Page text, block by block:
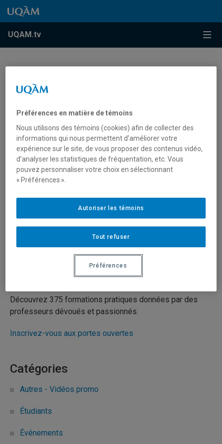
Accéder au contenu
Accéder au menu principal
Accéder à la recherche
Accéder au contenu
Accéder au menu principal
UQAM.tv
Vous devez autoriser les témoins publicitaires pour
Préférences des témoins
Portes ouvertes: samedi 25
octobre 2025
9 septembre 2025 Durée: 0:30
Participez aux Portes ouvertes de l’UQAM!
Découvrez 375 formations pratiques données par des
professeurs dévoués et passionnés.
Inscrivez-vous aux portes ouvertes
Catégories
Autres - Vidéos promo
Étudiants
Événements
Préférences en matière de témoins
Nous utilisons des témoins (cookies) afin de collecter des
informations qui nous permettent d’améliorer votre
expérience sur le site, de vous proposer des contenus vidéo,
d’analyser les statistiques de fréquentation, etc. Vous
pouvez personnaliser votre choix en sélectionnant
« Préférences ».
Tout refuser
Autoriser les témoins
Préférences